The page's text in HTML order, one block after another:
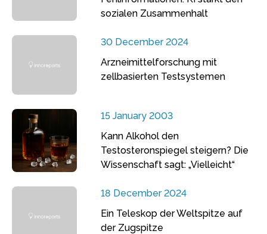
sozialen Zusammenhalt
30 December 2024
Arzneimittelforschung mit
zellbasierten Testsystemen
15 January 2003
Kann Alkohol den
Testosteronspiegel steigern? Die
Wissenschaft sagt: „Vielleicht“
18 December 2024
Ein Teleskop der Weltspitze auf
der Zugspitze